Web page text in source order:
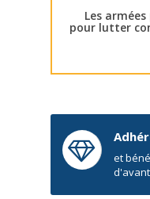
Les
pour lutter
et